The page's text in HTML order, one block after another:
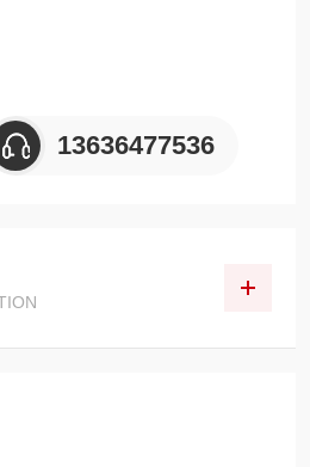
应距离范围100 mm ... 300 mm
13636477536